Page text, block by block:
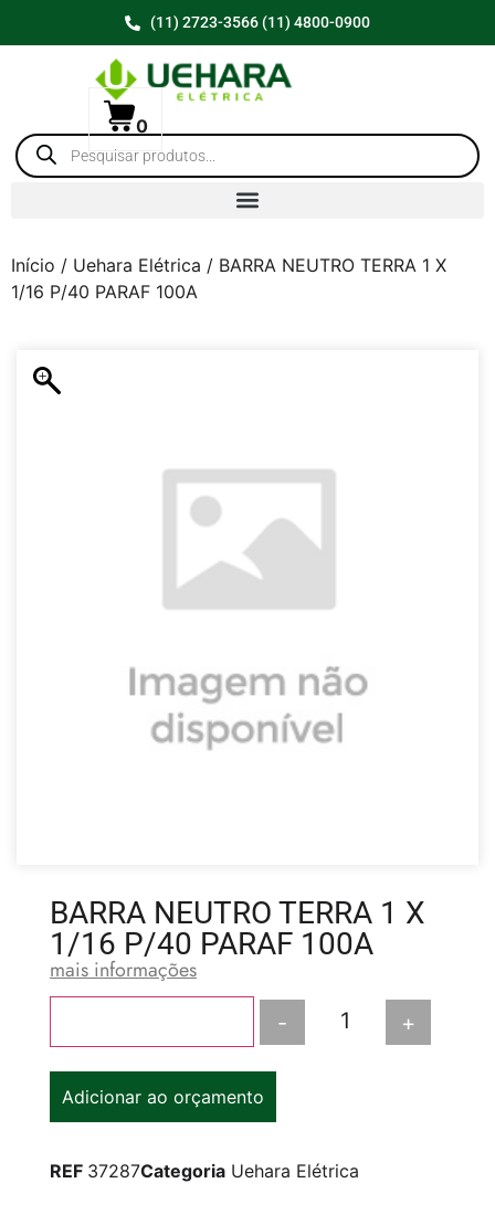
(11) 2723-3566 (11) 4800-0900
0
Início / Uehara Elétrica / BARRA NEUTRO TERRA 1 X
1/16 P/40 PARAF 100A
BARRA NEUTRO TERRA 1 X
1/16 P/40 PARAF 100A
mais informações
- +
Adicionar ao orçamento
REF 37287Categoria Uehara Elétrica